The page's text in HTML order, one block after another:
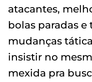
atacantes,
bolas paradas
mudanças
insistir no
mexida pra